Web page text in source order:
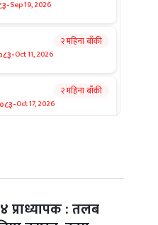
-Sep 19, 2026
-Oct 11, 2026
२ महिना बाँकी
-Oct 17, 2026
२ महिना बाँकी
-Oct 20, 2026
प्राध्यापक : तलब